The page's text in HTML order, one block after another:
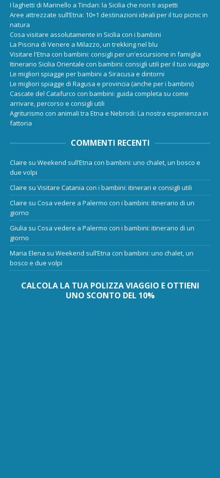
I laghetti di Marinello a Tindari: la Sicilia che non ti aspetti
Aree attrezzate sull’Etna: 10+1 destinazioni ideali per il tuo picnic in
natura
Cosa visitare assolutamente in Sicilia con i bambini
La Piscina di Venere a Milazzo, un trekking nel blu
Visitare l'Etna con bambini: consigli per un'escursione in famiglia
Itinerario Sicilia Orientale con bambini: consigli utili per il tuo viaggio
Le migliori spiagge per bambini a Siracusa e dintorni
Le migliori spiagge di Ragusa e provincia (anche per i bambini)
Cascate del Catafurco con bambini: guida completa su come
arrivare, percorso e consigli utili
Agriturismo con animali tra Etna e Nebrodi: La nostra esperienza in
fattoria
COMMENTI RECENTI
Claire su Weekend sull’Etna con bambini: uno chalet, un bosco e
due volpi
Claire su Visitare Catania con i bambini: itinerari e consigli utili
Claire su Cosa vedere a Palermo con i bambini: itinerario di un
giorno
Giulia su Cosa vedere a Palermo con i bambini: itinerario di un
giorno
Maria Elena su Weekend sull’Etna con bambini: uno chalet, un
bosco e due volpi
CALCOLA LA TUA POLIZZA VIAGGIO E OTTIENI
UNO SCONTO DEL 10%